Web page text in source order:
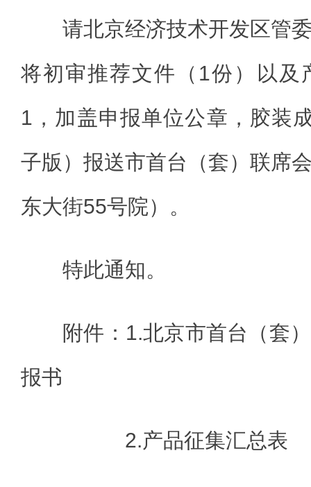
请北京经济技术开发区管
将初审推荐文件（1份）以及
1，加盖申报单位公章，胶装
子版）报送市首台（套）联席
东大街55号院）。
特此通知。
附件：1.北京市首台（套
报书
2.产品征集汇总表